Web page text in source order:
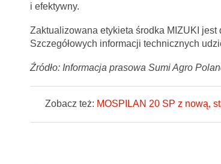
i efektywny.
Zaktualizowana etykieta środka MIZUKI
Szczegółowych informacji technicznych
Źródło: Informacja prasowa Sumi Agro
Zobacz też: MOSPILAN 20 SP z nową,